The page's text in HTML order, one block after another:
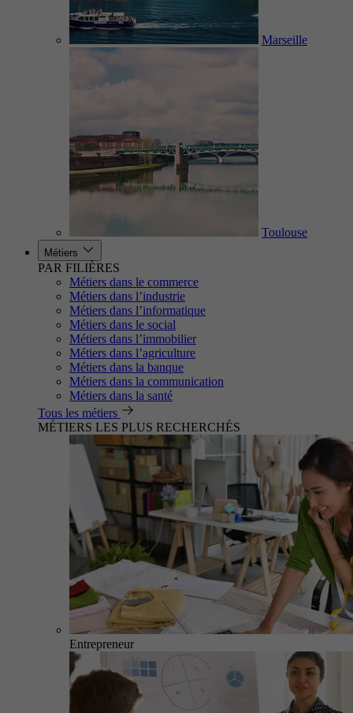
Marseille
Toulouse
Métiers
PAR FILIÈRES
Métiers dans le commerce
Métiers dans l’industrie
Métiers dans l’informatique
Métiers dans le social
Métiers dans l’immobilier
Métiers dans l’agriculture
Métiers dans la banque
Métiers dans la communication
Métiers dans la santé
Tous les métiers
MÉTIERS LES PLUS RECHERCHÉS
Entrepreneur